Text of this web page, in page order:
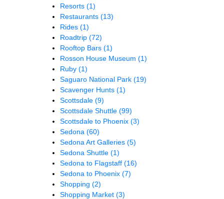
Resorts (1)
Restaurants (13)
Rides (1)
Roadtrip (72)
Rooftop Bars (1)
Rosson House Museum (1)
Ruby (1)
Saguaro National Park (19)
Scavenger Hunts (1)
Scottsdale (9)
Scottsdale Shuttle (99)
Scottsdale to Phoenix (3)
Sedona (60)
Sedona Art Galleries (5)
Sedona Shuttle (1)
Sedona to Flagstaff (16)
Sedona to Phoenix (7)
Shopping (2)
Shopping Market (3)